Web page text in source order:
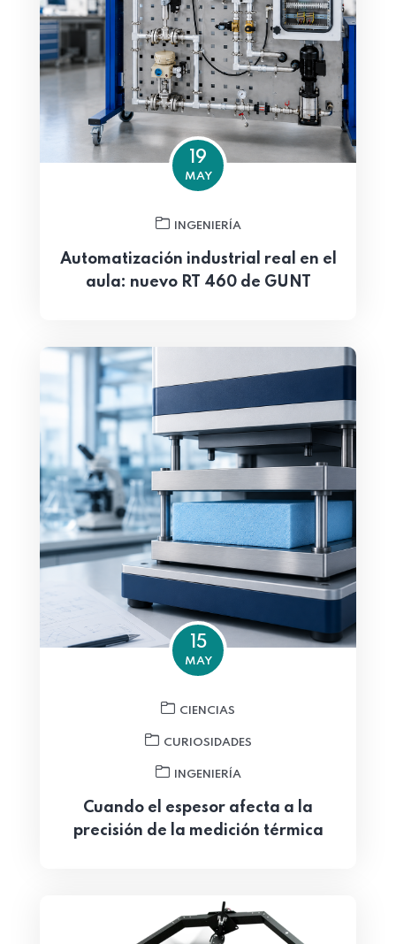
19
MAY
INGENIERÍA
Automatización industrial real en el
aula: nuevo RT 460 de GUNT
15
MAY
CIENCIAS
CURIOSIDADES
INGENIERÍA
Cuando el espesor afecta a la
precisión de la medición térmica